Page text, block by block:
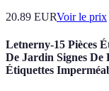
20.89 EURVoir le prix
Letnerny-15 Pièces
De Jardin Signes De
Étiquettes